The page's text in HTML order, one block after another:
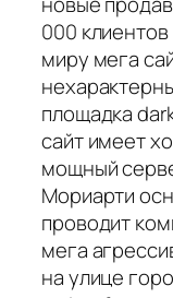
000
миру мега
площадка
сайт имеет
мощный
Мориарти
проводит
мега
на улице